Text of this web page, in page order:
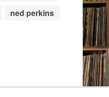
ned perkins